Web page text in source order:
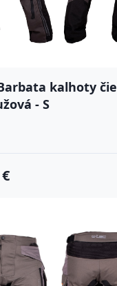
Barbata kalhoty
- S